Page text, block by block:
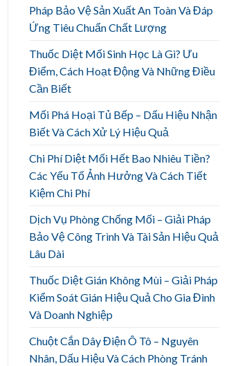
Pháp Bảo Vệ Sản Xuất An Toàn Và Đáp
Ứng Tiêu Chuẩn Chất Lượng
Thuốc Diệt Mối Sinh Học Là Gì? Ưu
Điểm, Cách Hoạt Động Và Những Điều
Cần Biết
Mối Phá Hoại Tủ Bếp – Dấu Hiệu Nhận
Biết Và Cách Xử Lý Hiệu Quả
Chi Phí Diệt Mối Hết Bao Nhiêu Tiền?
Các Yếu Tố Ảnh Hưởng Và Cách Tiết
Kiệm Chi Phí
Dịch Vụ Phòng Chống Mối – Giải Pháp
Bảo Vệ Công Trình Và Tài Sản Hiệu Quả
Lâu Dài
Thuốc Diệt Gián Không Mùi – Giải Pháp
Kiểm Soát Gián Hiệu Quả Cho Gia Đình
Và Doanh Nghiệp
Chuột Cắn Dây Điện Ô Tô – Nguyên
Nhân, Dấu Hiệu Và Cách Phòng Tránh